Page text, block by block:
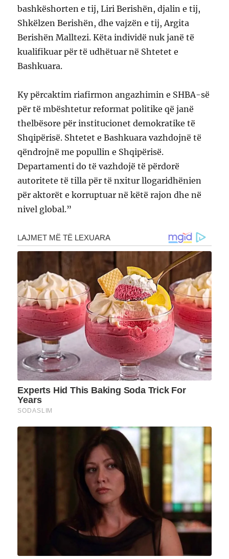
bashkëshorten e tij, Liri Berishën, djalin e tij,
Shkëlzen Berishën, dhe vajzën e tij, Argita
Berishën Malltezi. Këta individë nuk janë të
kualifikuar për të udhëtuar në Shtetet e
Bashkuara.
Ky përcaktim riafirmon angazhimin e SHBA-së
për të mbështetur reformat politike që janë
thelbësore për institucionet demokratike të
Shqipërisë. Shtetet e Bashkuara vazhdojnë të
qëndrojnë me popullin e Shqipërisë.
Departamenti do të vazhdojë të përdorë
autoritete të tilla për të nxitur llogaridhënien
për aktorët e korruptuar në këtë rajon dhe në
nivel global.”